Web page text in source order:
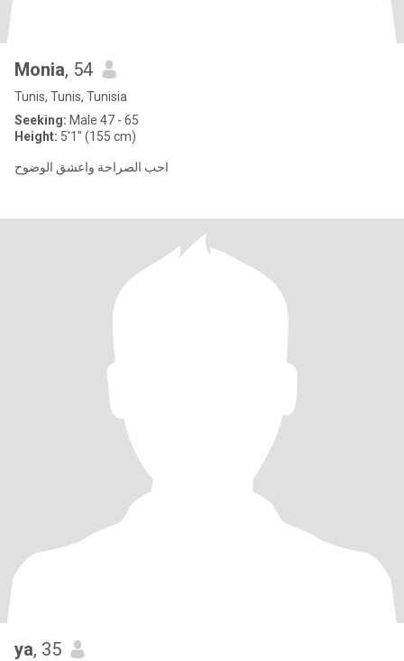
Monia, 54
Tunis, Tunis, Tunisia
Seeking: Male 47 - 65
Height: 5'1" (155 cm)
احب الصراحة واعشق الوضوح
ya, 35